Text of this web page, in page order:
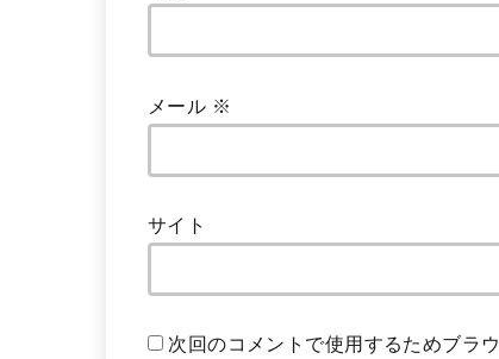
メール ※
サイト
次回のコメントで使用するためブラ